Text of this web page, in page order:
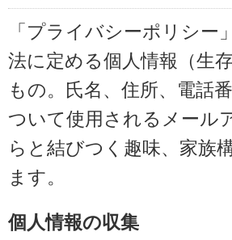
「プライバシーポリシー
法に定める個人情報（生
もの。氏名、住所、電話
ついて使用されるメール
らと結びつく趣味、家族
ます。
個人情報の収集